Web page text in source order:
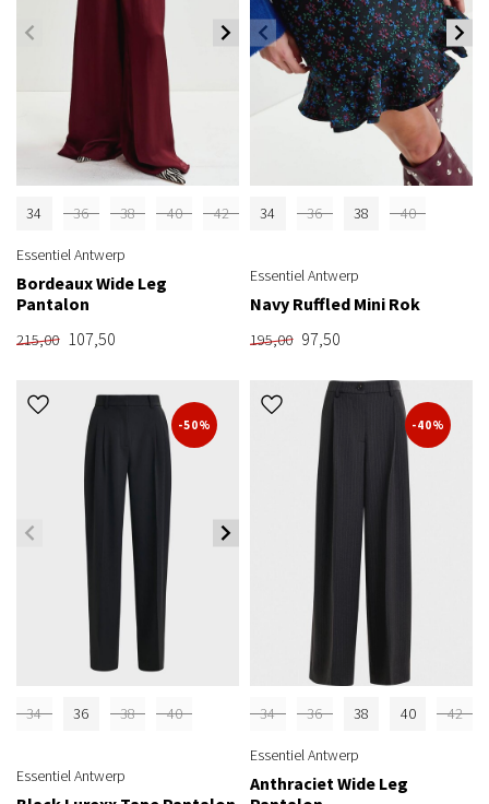
34 36 38 40 42
Essentiel Antwerp
Bordeaux Wide Leg
Pantalon
215,00 107,50
34 36 38 40
Essentiel Antwerp
Navy Ruffled Mini Rok
195,00 97,50
-50%
34 36 38 40
Essentiel Antwerp
-40%
34 36 38 40 42
Essentiel Antwerp
Anthraciet Wide Leg